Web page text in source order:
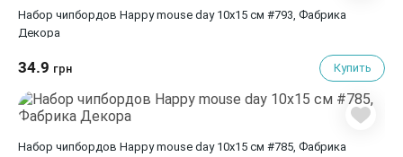
Набор чипбордов Happy mouse day 10х15 см #793, Фабрика
Декора
34.9 грн Купить
Набор чипбордов Happy mouse day 10х15 см #785, Фабрика